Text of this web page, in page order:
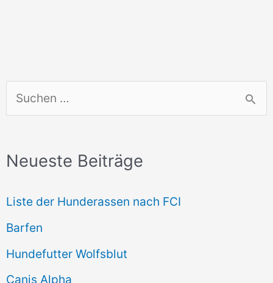
u
h
n
n
a
c
Neueste Beiträge
Liste der Hunderassen nach FCI
Barfen
Hundefutter Wolfsblut
Canis Alpha